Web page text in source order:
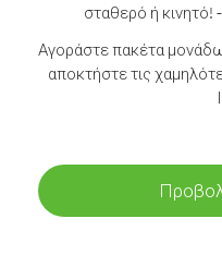
σταθερό ή
Αγοράστε πακέτα
αποκτήστε τις